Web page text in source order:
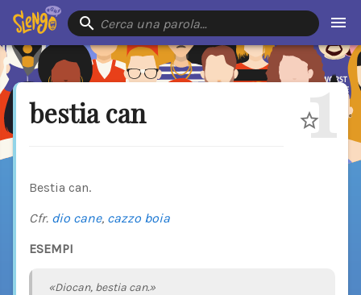
Cerca una parola…
bestia can 1
Bestia can.
Cfr. dio cane, cazzo boia
ESEMPI
«Diocan, bestia can.»